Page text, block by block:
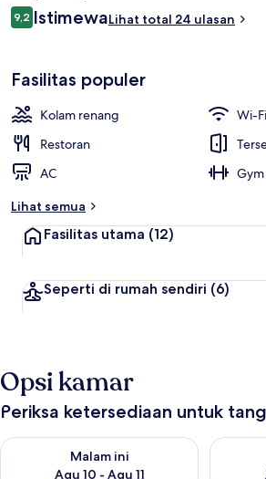
Ulasan
9,29,2 dari 10
IstimewaLihat total 24 ulasan
Fasilitas populer
Kolam renang
Wi-
Restoran
AC
Gym
Lihat semua
Fasilitas utama (12)
Seperti di rumah sendiri (6)
Opsi kamar
Periksa ketersediaan untuk
Malam ini
Agu 10 - Agu 11
Periksa ketersediaan untuk malam ini Agu
Periksa